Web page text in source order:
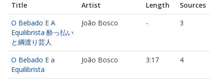
Title Artist Length
Sources
O Bebado E A
Equilibrista 酔っ払い
と綱渡り芸人
João Bosco - 3
O Bebado E a
Equilibrista
João Bosco 3:17 4